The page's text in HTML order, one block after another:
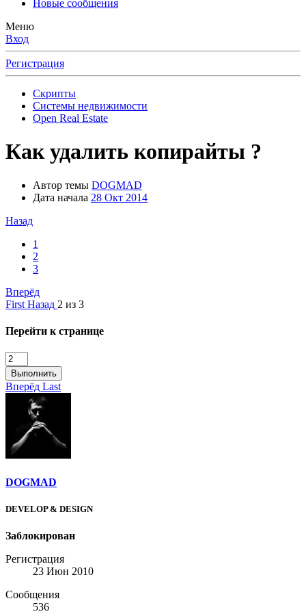
Новые сообщения
Меню
Вход
Регистрация
Скрипты
Системы недвижимости
Open Real Estate
Как удалить копирайты ?
Автор темы DOGMAD
Дата начала 28 Окт 2014
Назад
1
2
3
Вперёд
First Назад 2 из 3
Перейти к странице
Выполнить
Вперёд Last
DOGMAD
DEVELOP & DESIGN
Заблокирован
Регистрация
23 Июн 2010
Сообщения
536